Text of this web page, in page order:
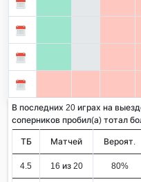
В последних 20 играх на
соперников пробил(а) тотал
ТБ Матчей Вероят.
4.5 16 из 20 80%